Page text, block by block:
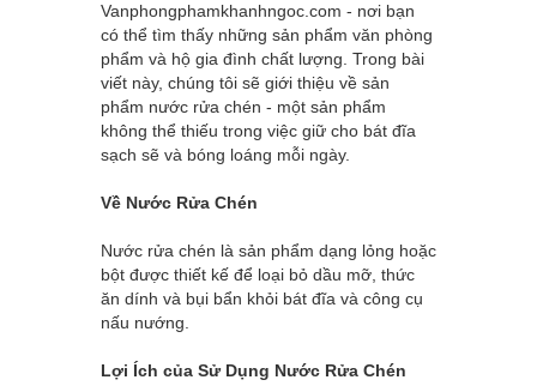
Vanphongphamkhanhngoc.com - nơi bạn
có thể tìm thấy những sản phẩm văn phòng
phẩm và hộ gia đình chất lượng. Trong bài
viết này, chúng tôi sẽ giới thiệu về sản
phẩm nước rửa chén - một sản phẩm
không thể thiếu trong việc giữ cho bát đĩa
sạch sẽ và bóng loáng mỗi ngày.
Về Nước Rửa Chén
Nước rửa chén là sản phẩm dạng lỏng hoặc
bột được thiết kế để loại bỏ dầu mỡ, thức
ăn dính và bụi bẩn khỏi bát đĩa và công cụ
nấu nướng.
Lợi Ích của Sử Dụng Nước Rửa Chén